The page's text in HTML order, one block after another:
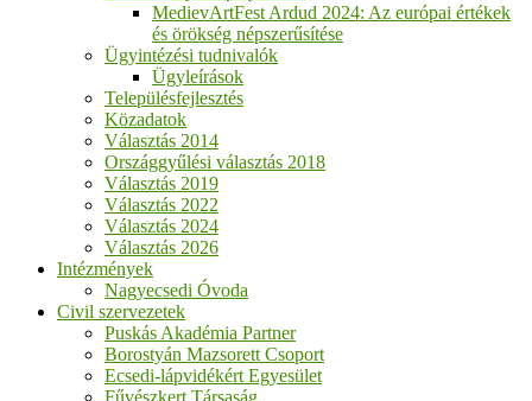
MedievArtFest Ardud 2024: Az európai értékek
és örökség népszerűsítése
Ügyintézési tudnivalók
Ügyleírások
Településfejlesztés
Közadatok
Választás 2014
Országgyűlési választás 2018
Választás 2019
Választás 2022
Választás 2024
Választás 2026
Intézmények
Nagyecsedi Óvoda
Civil szervezetek
Puskás Akadémia Partner
Borostyán Mazsorett Csoport
Ecsedi-lápvidékért Egyesület
Fűvészkert Társaság